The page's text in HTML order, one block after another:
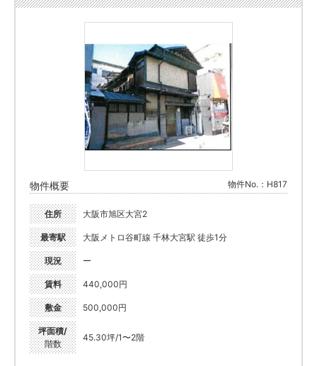
物件概要 物件No.：H817
住所 大阪市旭区大宮2
最寄駅 大阪メトロ谷町線 千林大宮駅 徒歩1分
現況 ー
賃料 440,000円
敷金 500,000円
坪面積/
階数
45.30坪/1〜2階